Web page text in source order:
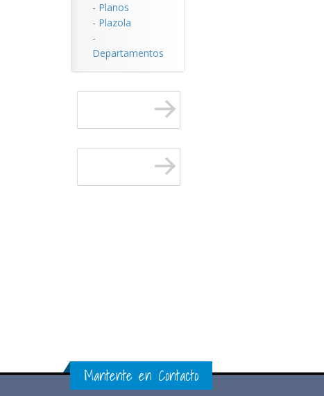
- Planos
- Plazola
-
Departamentos
Mantente en Contacto